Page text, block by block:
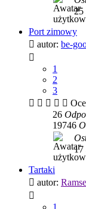
25
Port zimowy
autor: be-
1
2
3
26
19746
17
Tartaki
autor: